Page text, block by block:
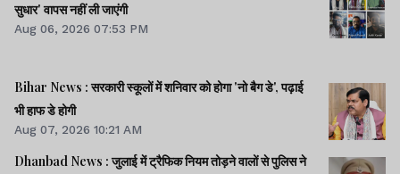
सुधार' वापस नहीं ली जाएंगी
Aug 06, 2026 07:53 PM
Bihar News : सरकारी स्कूलों में शनिवार को होगा 'नो बैग डे', पढ़ाई
भी हाफ डे होगी
Aug 07, 2026 10:21 AM
Dhanbad News : जुलाई में ट्रैफिक नियम तोड़ने वालों से पुलिस ने